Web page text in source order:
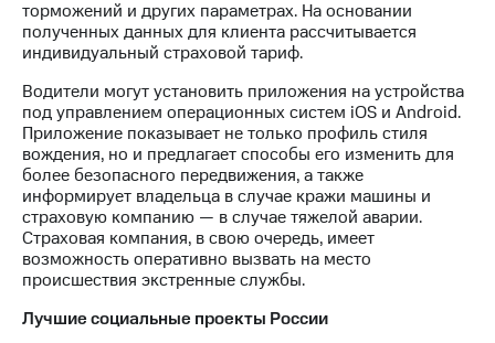
торможений и других параметрах. На основании
полученных данных для клиента рассчитывается
индивидуальный страховой тариф.
Водители могут установить приложения на устройства
под управлением операционных систем iOS и Android.
Приложение показывает не только профиль стиля
вождения, но и предлагает способы его изменить для
более безопасного передвижения, а также
информирует владельца в случае кражи машины и
страховую компанию — в случае тяжелой аварии.
Страховая компания, в свою очередь, имеет
возможность оперативно вызвать на место
происшествия экстренные службы.
Лучшие социальные проекты России